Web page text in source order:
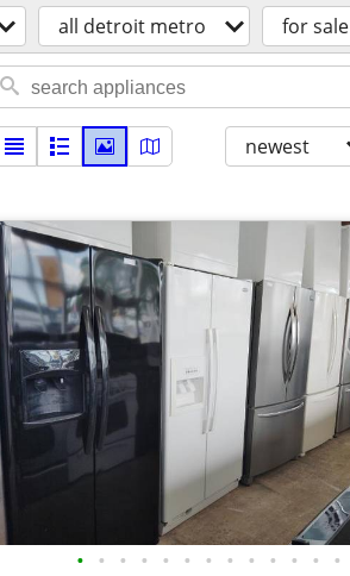
all detroit metro for sale
newest
• • • • • • • • • • • • •